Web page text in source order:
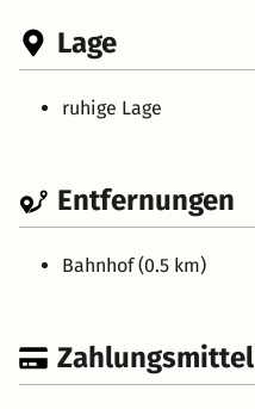
Lage
ruhige Lage
Entfernungen
Bahnhof (0.5 km)
Zahlungsmittel